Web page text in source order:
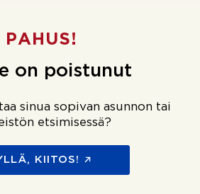
PAHUS!
on poistunut
sinua sopivan asunnon tai
etsimisessä?
KIITOS!